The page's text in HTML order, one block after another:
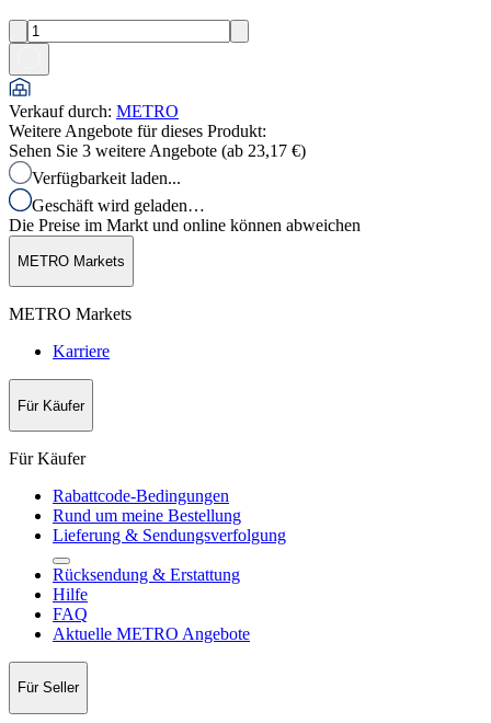
Verkauf durch: METRO
Weitere Angebote für dieses Produkt:
Sehen Sie 3 weitere Angebote (ab 23,17 €)
Verfügbarkeit laden...
Geschäft wird geladen…
Die Preise im Markt und online können abweichen
METRO Markets
METRO Markets
Karriere
Für Käufer
Für Käufer
Rabattcode-Bedingungen
Rund um meine Bestellung
Lieferung & Sendungsverfolgung
Rücksendung & Erstattung
Hilfe
FAQ
Aktuelle METRO Angebote
Für Seller